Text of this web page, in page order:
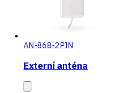
AN-868-2PIN
Externí anténa